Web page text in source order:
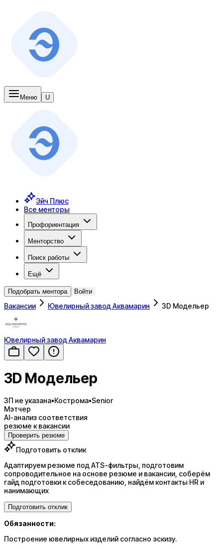
Меню U
Эйч Плюс
Все менторы
Профориентация
Менторство
Поиск работы
Ещё
Подобрать ментора Войти
Вакансии Ювелирный завод Аквамарин 3D Модельер
Ювелирный завод Аквамарин
3D Модельер
ЗП не указана•Кострома•Senior
Мэтчер
AI-анализ соответствия
резюме к вакансии
Проверить резюме
Подготовить отклик
Адаптируем резюме под ATS-фильтры, подготовим
сопроводительное на основе резюме и вакансии, соберём
гайд подготовки к собеседованию, найдём контакты HR и
нанимающих
Подготовить отклик
Обязанности:
Построение ювелирных изделий согласно эскизу.